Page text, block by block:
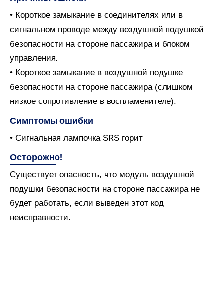
• Короткое замыкание в соединителях или в
сигнальном проводе между воздушной подушкой
безопасности на стороне пассажира и блоком
управления.
• Короткое замыкание в воздушной подушке
безопасности на стороне пассажира (слишком
низкое сопротивление в воспламенителе).
Симптомы ошибки
• Сигнальная лампочка SRS горит
Осторожно!
Существует опасность, что модуль воздушной
подушки безопасности на стороне пассажира не
будет работать, если выведен этот код
неисправности.